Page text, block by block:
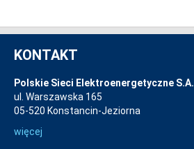
KONTAKT
Polskie Sieci Elektroenergetyczne S.A.
ul. Warszawska 165
05-520 Konstancin-Jeziorna
więcej